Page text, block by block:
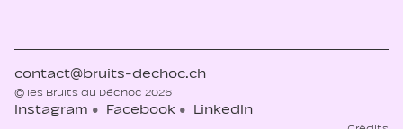
contact@bruits-dechoc.ch
© les Bruits du Déchoc 2026
Instagram Facebook LinkedIn